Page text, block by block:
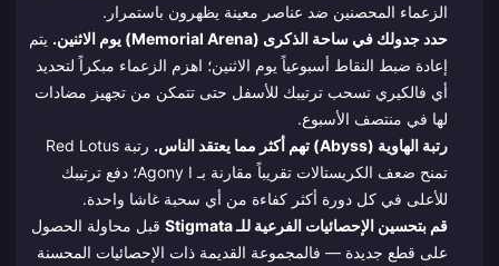
الزعماء المحصنين ضد عناصر معينة يظهرون باستمرار.
حدد جدولك في ساحة الذكرى (Memorial Arena) يوم الاثنين.
يتم
إعادة ضبط النقاط أسبوعياً يوم الاثنين؛ اهزم الزعماء مبكراً لتحديد
أي فالكيري تسحب ترتيبك للأسفل حتى تتمكن من تجهيز مضادات
لها في منتصف الأسبوع.
رتبة الهاوية (Abyss) تهم أكثر مما يعتقد الناس.
رتبة Red Lotus
تمنح ضعف الكريستالات تقريباً مقارنة بـ Agony I؛ دفع ترتيبك
للأعلى في كل دورة أكثر كفاءة من أي سحبة غاشا واحدة.
قم بتحسين الإحصائيات الفرعية للـ Stigmata
قبل محاولة الحصول
على قطع جديدة — فالمجموعة القديمة ذات الإحصائيات المحسنة